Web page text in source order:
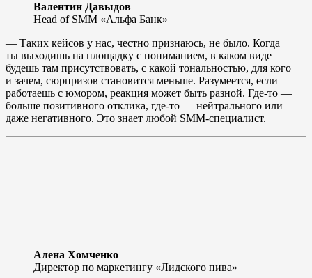
Валентин Давыдов
Head of SMM «Альфа Банк»
— Таких кейсов у нас, честно признаюсь, не было. Когда
ты выходишь на площадку с пониманием, в каком виде
будешь там присутствовать, с какой тональностью, для кого
и зачем, сюрпризов становится меньше. Разумеется, если
работаешь с юмором, реакция может быть разной. Где-то —
больше позитивного отклика, где-то — нейтрального или
даже негативного. Это знает любой SMM-специалист.
Алена Хомченко
Директор по маркетингу «Лидского пива»